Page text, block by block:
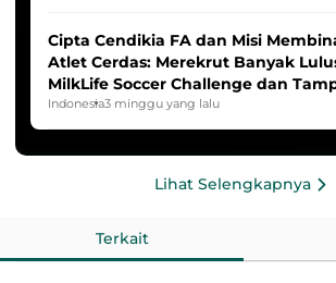
Cipta Cendikia FA dan Misi
Atlet Cerdas: Merekrut Banyak
MilkLife Soccer Challenge dan
HYDROPLUS Soccer League
Indonesia3 minggu yang lalu
Lihat Selengkapnya
Terkait